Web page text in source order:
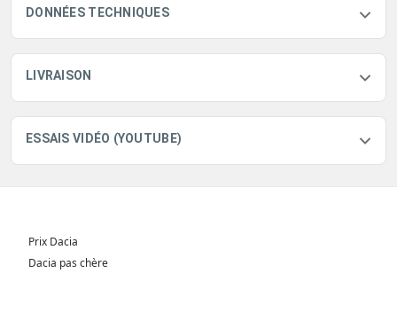
DONNÉES TECHNIQUES
LIVRAISON
ESSAIS VIDÉO (YOUTUBE)
Prix Dacia
Dacia pas chère